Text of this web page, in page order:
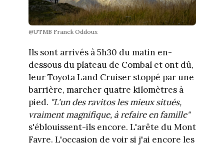
@UTMB Franck Oddoux
Ils sont arrivés à 5h30 du matin en-
dessous du plateau de Combal et ont dû,
leur Toyota Land Cruiser stoppé par une
barrière, marcher quatre kilomètres à
pied. "L'un des ravitos les mieux situés,
vraiment magnifique, à refaire en famille"
s'éblouissent-ils encore. L'arête du Mont
Favre. L'occasion de voir si j'ai encore les